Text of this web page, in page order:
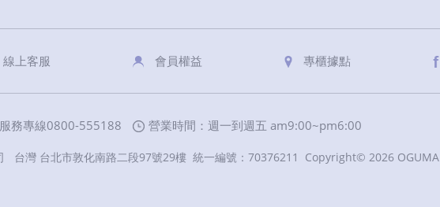
線上客服 會員權益 專櫃據點
服務專線0800-555188 營業時間：週一到週五 am9:00~pm6:00
台灣 台北市敦化南路二段97號29樓 統一編號：70376211 Copyright© 2026 OGUMA